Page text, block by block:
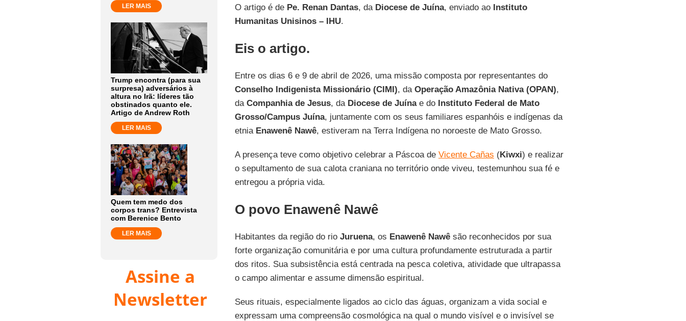
LER MAIS
Trump encontra (para sua
surpresa) adversários à
altura no Irã: líderes tão
obstinados quanto ele.
Artigo de Andrew Roth
LER MAIS
Quem tem medo dos
corpos trans? Entrevista
com Berenice Bento
LER MAIS
Assine a
Newsletter
O artigo é de Pe. Renan Dantas, da Diocese de Juína, enviado ao Instituto
Humanitas Unisinos – IHU.
Eis o artigo.
Entre os dias 6 e 9 de abril de 2026, uma missão composta por representantes do
Conselho Indigenista Missionário (CIMI), da Operação Amazônia Nativa (OPAN),
da Companhia de Jesus, da Diocese de Juínae do Instituto Federal de Mato
Grosso/Campus Juína, juntamente com os seus familiares espanhóis e indígenas da
etnia Enawenê Nawê, estiveram na Terra Indígena no noroeste de Mato Grosso.
A presença teve como objetivo celebrar a Páscoa de Vicente Cañas (Kiwxi) e realizar
o sepultamento de sua calota craniana no território onde viveu, testemunhou sua fé e
entregou a própria vida.
O povo Enawenê Nawê
Habitantes da região do rio Juruena, os Enawenê Nawêsão reconhecidos por sua
forte organização comunitária e por uma cultura profundamente estruturada a partir
dos ritos. Sua subsistência está centrada na pesca coletiva, atividade que ultrapassa
o campo alimentar e assume dimensão espiritual.
Seus rituais, especialmente ligados ao ciclo das águas, organizam a vida social e
expressam uma compreensão cosmológica na qual o mundo visível e o invisível se